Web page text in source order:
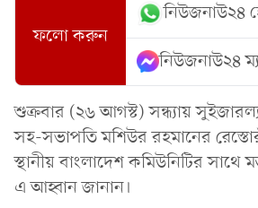
ফলো করুন
নিউজনাউ২৪
নিউজনাউ২৪
শুক্রবার (২৬ আগস্ট) সন্ধ্যায়
সহ-সভাপতি মশিউর রহমানের
স্থানীয় বাংলাদেশ কমিউনিটির সাথে
এ আহ্বান জানান।